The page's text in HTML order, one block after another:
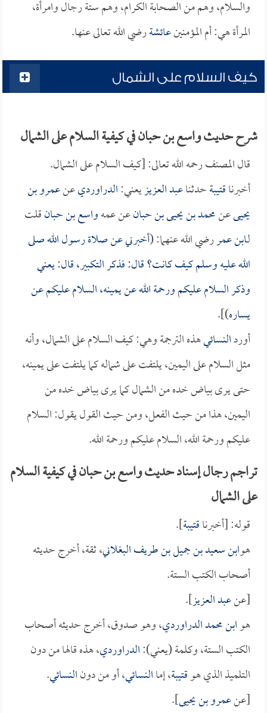
والسلام، وهم من الصحابة الكرام، وهم ستة رجال وامرأة،
المرأة هي: أم المؤمنينعائشةرضي الله تعالى عنها.
كيف السلام على الشمال
شرح حديث واسع بن حبان في كيفية السلام على الشمال
قال المصنف رحمه الله تعالى: [كيف السلام على الشمال.
أخبرناقتيبةحدثناعبد العزيزيعني:الدراورديعنعمرو بن
يحيىعنمحمد بن يحيى بن حبانعن عمهواسع بن حبانقلت
لـابن عمررضي الله عنهما: (أخبرني عن صلاة رسول الله صلى
الله عليه وسلم كيف كانت؟ قال: فذكر التكبير، قال: يعني
وذكر السلام عليكم ورحمة الله عن يمينه، السلام عليكم عن
يساره)].
أوردالنسائيهذه الترجمة وهي: كيف السلام على الشمال، وأنه
مثل السلام على اليمين، يلتفت على شماله كما يلتفت على يمينه،
حتى يرى بياض خده من الشمال كما يرى بياض خده من
اليمين، هذا من حيث الفعل، ومن حيث القول يقول: السلام
عليكم ورحمة الله، السلام عليكم ورحمة الله.
تراجم رجال إسناد حديث واسع بن حبان في كيفية السلام
على الشمال
قوله: [أخبرناقتيبة].
هوابن سعيد بن جميل بن طريف البغلاني، ثقة، أخرج حديثه
أصحاب الكتب الستة.
[عنعبد العزيز].
هوابن محمد الدراوردي، وهو صدوق، أخرج حديثه أصحاب
الكتب الستة، وكلمة (يعني):الدراوردي، هذه قالها من دون
التلميذ الذي هوقتيبة، إماالنسائي، أو من دونالنسائي.
[عنعمرو بن يحيى].